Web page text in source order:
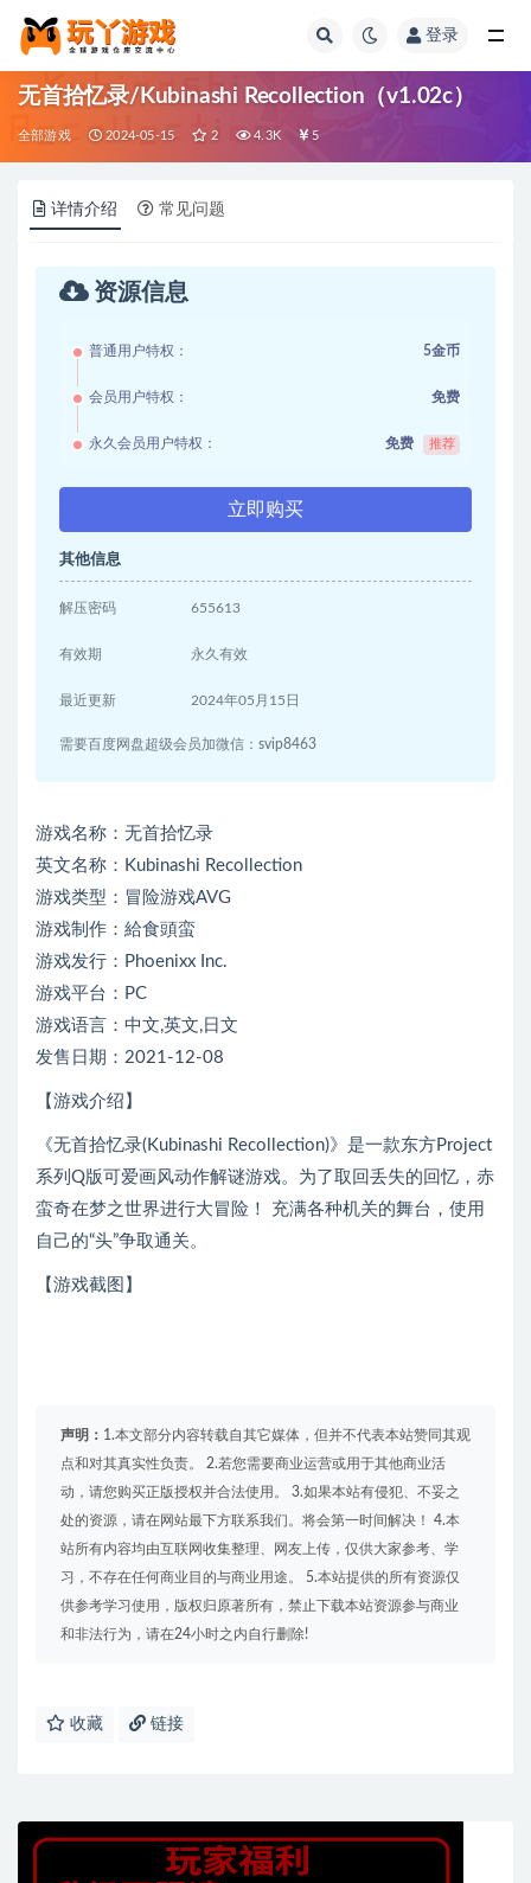
登录
无首拾忆录/Kubinashi Recollection（v1.02c）
全部游戏 2024-05-15 2 4.3K 5
详情介绍 常见问题
资源信息
普通用户特权： 5金币
会员用户特权： 免费
永久会员用户特权： 免费 推荐
立即购买
其他信息
解压密码 655613
有效期 永久有效
最近更新 2024年05月15日
需要百度网盘超级会员加微信：svip8463
游戏名称：无首拾忆录
英文名称：Kubinashi Recollection
游戏类型：冒险游戏AVG
游戏制作：給食頭蛮
游戏发行：Phoenixx Inc.
游戏平台：PC
游戏语言：中文,英文,日文
发售日期：2021-12-08
【游戏介绍】
《无首拾忆录(Kubinashi Recollection)》是一款东方Project
系列Q版可爱画风动作解谜游戏。为了取回丢失的回忆，赤
蛮奇在梦之世界进行大冒险！ 充满各种机关的舞台，使用
自己的“头”争取通关。
【游戏截图】
声明： 1.本文部分内容转载自其它媒体，但并不代表本站赞同其观
点和对其真实性负责。 2.若您需要商业运营或用于其他商业活
动，请您购买正版授权并合法使用。 3.如果本站有侵犯、不妥之
处的资源，请在网站最下方联系我们。将会第一时间解决！ 4.本
站所有内容均由互联网收集整理、网友上传，仅供大家参考、学
习，不存在任何商业目的与商业用途。 5.本站提供的所有资源仅
供参考学习使用，版权归原著所有，禁止下载本站资源参与商业
和非法行为，请在24小时之内自行删除!
收藏 链接